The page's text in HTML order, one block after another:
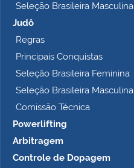
Seleção Brasileira Masculina
Judô
Regras
Principais Conquistas
Seleção Brasileira Feminina
Seleção Brasileira Masculina
Comissão Técnica
Powerlifting
Arbitragem
Controle de Dopagem